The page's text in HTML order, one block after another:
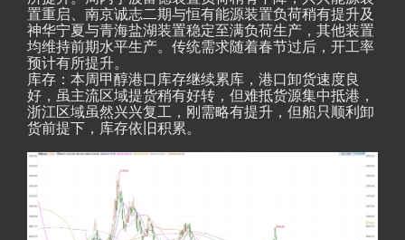
置重启、南京诚志二期与恒有能源装置负荷稍有提升及
神华宁夏与青海盐湖装置稳定至满负荷生产，其他装置
均维持前期水平生产。传统需求随着春节过后，开工率
预计有所提升。
库存：本周甲醇港口库存继续累库，港口卸货速度良
好，虽主流区域提货稍有好转，但难抵货源集中抵港，
浙江区域虽然兴兴复工，刚需略有提升，但船只顺利卸
货前提下，库存依旧积累。